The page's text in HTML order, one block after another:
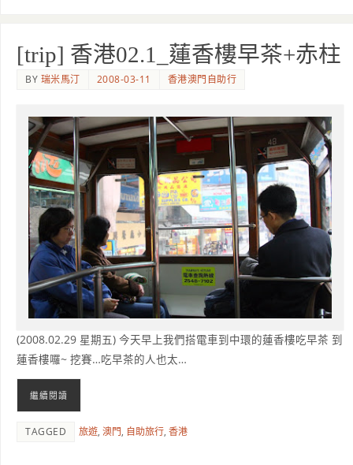
[trip] 香港02.1_蓮香樓早茶+赤柱
BY 瑞米馬汀 2008-03-11 香港澳門自助行
(2008.02.29 星期五) 今天早上我們搭電車到中環的蓮香樓吃早茶 到
蓮香樓囉~ 挖賽…吃早茶的人也太…
繼續閱讀
TAGGED 旅遊,澳門, 自助旅行,香港